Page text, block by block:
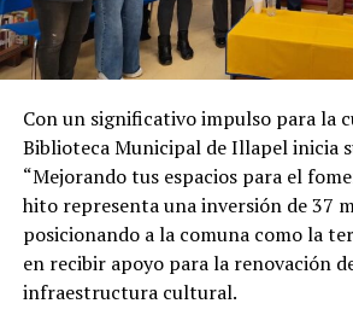
Con un significativo impulso para la
Biblioteca Municipal de Illapel inicia
“Mejorando tus espacios para el
hito representa una inversión de 37
posicionando a la comuna como la
en recibir apoyo para la renovación
infraestructura cultural.